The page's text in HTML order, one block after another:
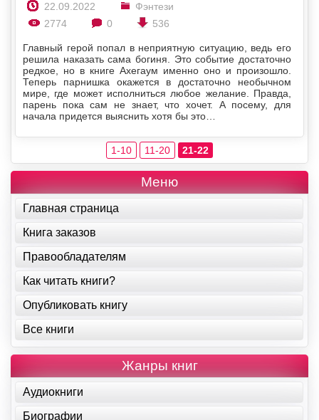
22.09.2022
Фэнтези
2774
0 536
Главный герой попал в неприятную ситуацию, ведь его
решила наказать сама богиня. Это событие достаточно
редкое, но в книге Ахегаум именно оно и произошло.
Теперь парнишка окажется в достаточно необычном
мире, где может исполниться любое желание. Правда,
парень пока сам не знает, что хочет. А посему, для
начала придется выяснить хотя бы это…
1-10 11-20 21-22
Меню
Главная страница
Книга заказов
Правообладателям
Как читать книги?
Опубликовать книгу
Все книги
Жанры книг
Аудиокниги
Биографии